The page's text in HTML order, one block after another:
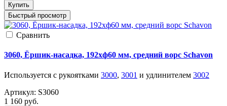
Купить
Быстрый просмотр
Cравнить
3060, Ёршик-насадка, 192xф60 мм, средний ворс Schavon
Используется с рукоятками 3000, 3001 и удлинителем 3002
Артикул: S3060
1 160 руб.